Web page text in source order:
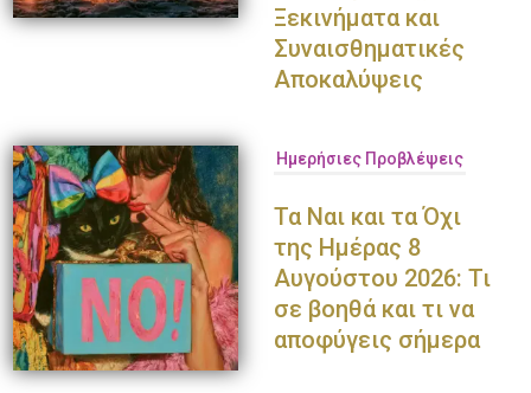
Ξεκινήματα και
Συναισθηματικές
Αποκαλύψεις
Ημερήσιες Προβλέψεις
Τα Ναι και τα Όχι
της Ημέρας 8
Αυγούστου 2026: Τι
σε βοηθά και τι να
αποφύγεις σήμερα